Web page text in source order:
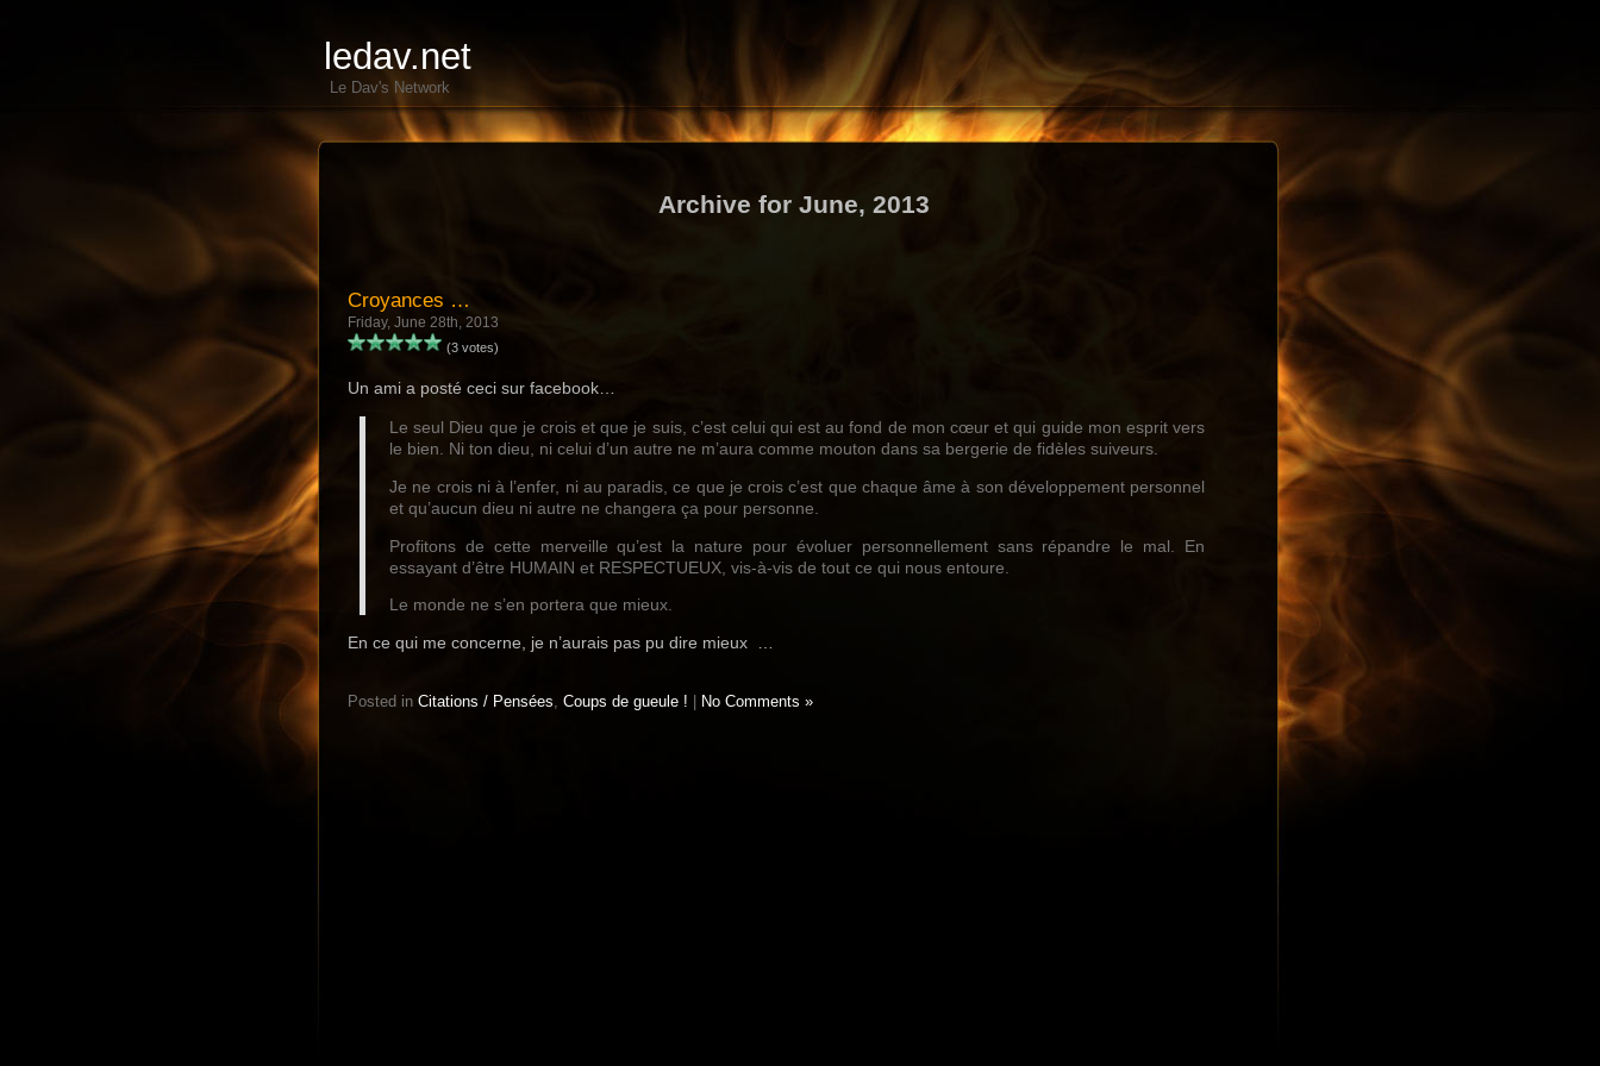
ledav.net
Le Dav's Network
Archive for June, 2013
Croyances …
Friday, June 28th, 2013
(3 votes)
Un ami a posté ceci sur facebook…
Le seul Dieu que je crois et que je suis, c’est celui qui est au fond de mon cœur et qui guide mon esprit vers
le bien. Ni ton dieu, ni celui d’un autre ne m’aura comme mouton dans sa bergerie de fidèles suiveurs.
Je ne crois ni à l’enfer, ni au paradis, ce que je crois c’est que chaque âme à son développement personnel
et qu’aucun dieu ni autre ne changera ça pour personne.
Profitons de cette merveille qu’est la nature pour évoluer personnellement sans répandre le mal. En
essayant d’être HUMAIN et RESPECTUEUX, vis-à-vis de tout ce qui nous entoure.
Le monde ne s’en portera que mieux.
En ce qui me concerne, je n’aurais pas pu dire mieux …
Posted in Citations / Pensées, Coups de gueule ! No Comments »